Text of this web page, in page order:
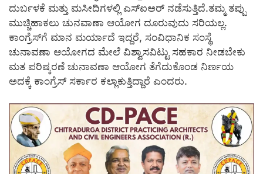
ದುರ್ಬಳಕೆ ಮತ್ತು ಮಸೀದಿಗಳಲ್ಲಿ ಎಸ್‍ಐಅರ್ ನಡೆಸುತ್ತಿದೆ.ತಮ್ಮ ತಪ್ಪು
ಮುಚ್ಚಿಹಾಕಲು ಚುನವಾಣಾ ಆಯೋಗ ದೂರುವುದು ಸರಿಯಲ್ಲ.
ಕಾಂಗ್ರೆಸ್‍ಗೆ ಮಾನ ಮರ್ಯಾದೆ ಇದ್ದರೆ, ಸಂವಿಧಾನಿಕ ಸಂಸ್ಥೆ
ಚುನಾವಣಾ ಆಯೋಗದ ಮೇಲೆ ವಿಶ್ವಾಸವಿಟ್ಟು ಸಹಕಾರ ನೀಡಬೇಕು
ಮತ ಪರಿಷ್ಕರಣೆ ಚುನಾವಣಾ ಆಯೋಗ ತೆಗೆದುಕೊಂಡ ನಿರ್ಣಯ
ಅದಕ್ಕೆ ಕಾಂಗ್ರೆಸ್ ಸರ್ಕಾರ ಕಲ್ಲಾಕುತ್ತಿದ್ದಾರೆ ಎಂದರು.